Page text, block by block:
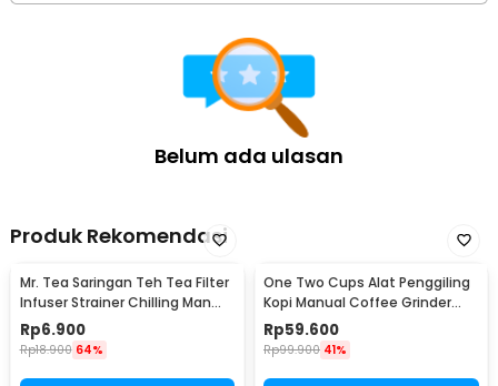
Belum ada ulasan
Produk Rekomendasi
Mr. Tea Saringan Teh Tea Filter
Infuser Strainer Chilling Man
Silicon - MR03
Rp6.900
Rp18.900 64%
One Two Cups Alat Penggiling
Kopi Manual Coffee Grinder
Portable - WFCG9800
Rp59.600
Rp99.900 41%